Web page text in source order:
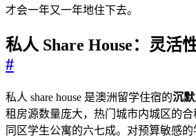
才会一年又一年地住下去。
私人 Share House：灵活
#
私人 share house 是澳洲留学住宿的沉
租房源数量庞大，热门城市内城区的
同区学生公寓的六七成。对预算敏感